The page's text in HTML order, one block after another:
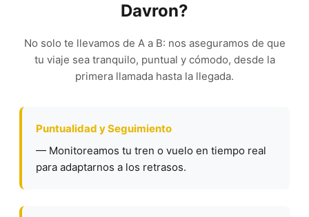
Davron?
No solo te llevamos de A a B: nos aseguramos de que
tu viaje sea tranquilo, puntual y cómodo, desde la
primera llamada hasta la llegada.
Puntualidad y Seguimiento
— Monitoreamos tu tren o vuelo en tiempo real
para adaptarnos a los retrasos.